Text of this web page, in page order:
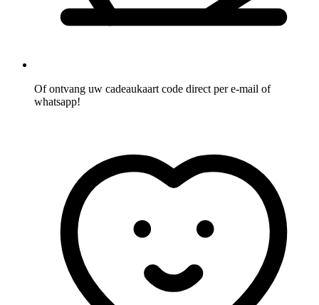
Of ontvang uw cadeaukaart code direct per e-mail of
whatsapp!